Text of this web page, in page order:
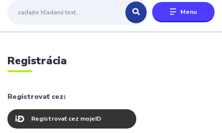
Menu
Registrácia
Registrovať cez:
Registrovať cez mojeID